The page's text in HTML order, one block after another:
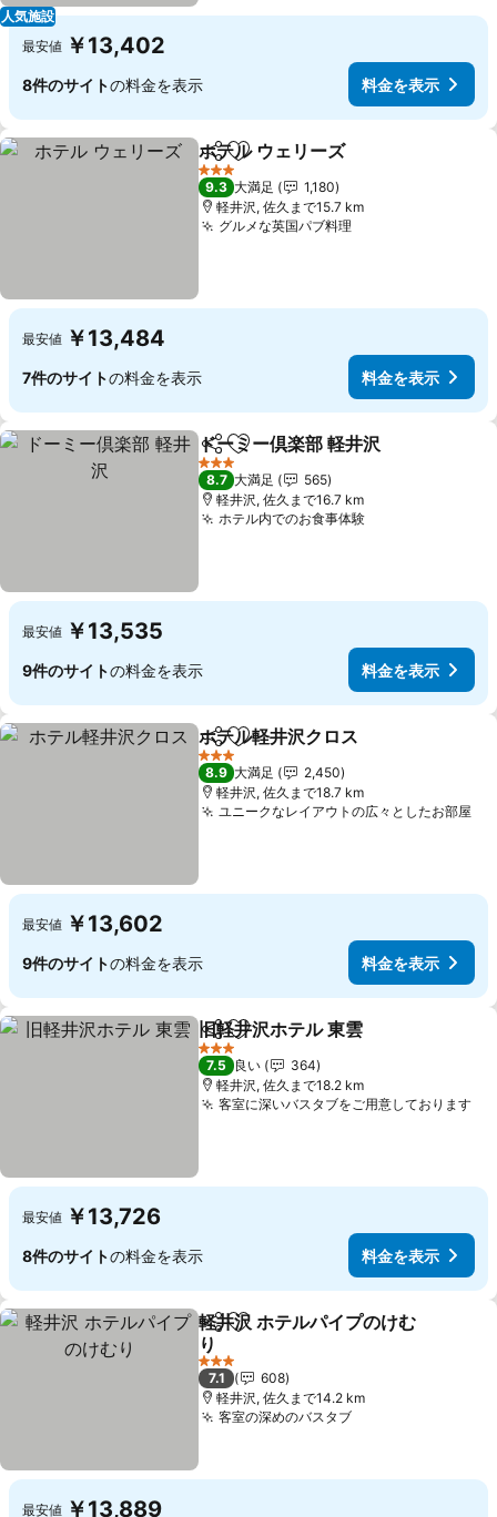
人気施設
最安値 ￥13,402
8件のサイトの料金を表示 料金を表示
シェアお気に入りに追加
ホテル ウェリーズ
3 ホテルのランク
9.3 大満足
1,180
軽井沢, 佐久まで15.7 km
グルメな英国パブ料理料金を表示
最安値 ￥13,484
7件のサイトの料金を表示 料金を表示
シェアお気に入りに追加
ドーミー倶楽部 軽井沢
3 ホテルのランク
8.7 大満足
565
軽井沢, 佐久まで16.7 km
ホテル内でのお食事体験料金を表示
最安値 ￥13,535
9件のサイトの料金を表示 料金を表示
シェアお気に入りに追加
ホテル軽井沢クロス
3 ホテルのランク
8.9 大満足
2,450
軽井沢, 佐久まで18.7 km
ユニークなレイアウトの広々としたお部屋料
最安値 ￥13,602
9件のサイトの料金を表示 料金を表示
シェアお気に入りに追加
旧軽井沢ホテル 東雲
3 ホテルのランク
7.5 良い
364
軽井沢, 佐久まで18.2 km
客室に深いバスタブをご用意しております料
最安値 ￥13,726
8件のサイトの料金を表示 料金を表示
シェアお気に入りに追加
軽井沢 ホテルパイプのけむ
り
料金を表示
3 ホテルのランク
7.1
608
軽井沢, 佐久まで14.2 km
客室の深めのバスタブ
最安値 ￥13,889